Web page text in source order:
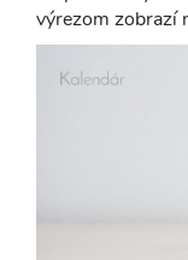
výrezom zobrazí